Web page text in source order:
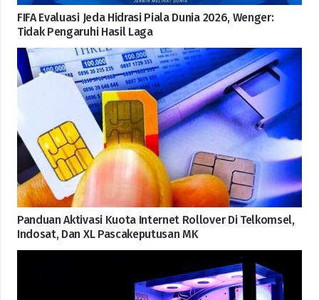
FIFA Evaluasi Jeda Hidrasi Piala Dunia 2026, Wenger:
Tidak Pengaruhi Hasil Laga
Panduan Aktivasi Kuota Internet Rollover Di Telkomsel,
Indosat, Dan XL Pascakeputusan MK